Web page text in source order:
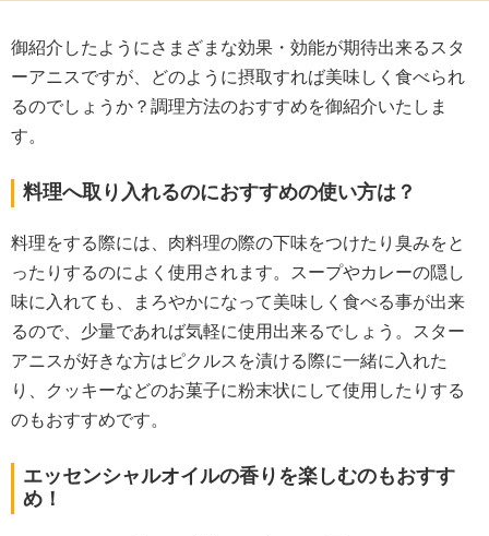
御紹介したようにさまざまな効果・効能が期待出来るスタ
ーアニスですが、どのように摂取すれば美味しく食べられ
るのでしょうか？調理方法のおすすめを御紹介いたしま
す。
料理へ取り入れるのにおすすめの使い方は？
料理をする際には、肉料理の際の下味をつけたり臭みをと
ったりするのによく使用されます。スープやカレーの隠し
味に入れても、まろやかになって美味しく食べる事が出来
るので、少量であれば気軽に使用出来るでしょう。スター
アニスが好きな方はピクルスを漬ける際に一緒に入れた
り、クッキーなどのお菓子に粉末状にして使用したりする
のもおすすめです。
エッセンシャルオイルの香りを楽しむのもおすす
め！